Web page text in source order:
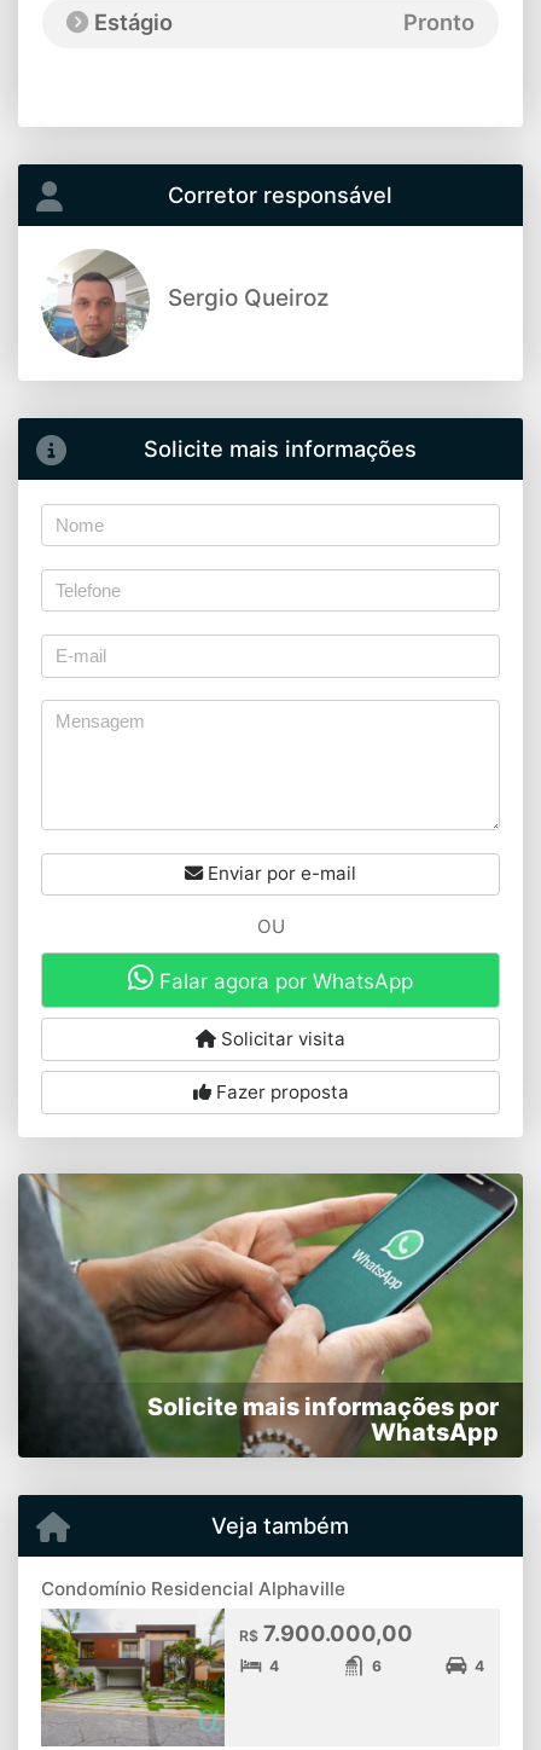
Estágio Pronto
Corretor responsável
Sergio Queiroz
Solicite mais informações
Enviar por e-mail
OU
Falar agora por WhatsApp
Solicitar visita
Fazer proposta
Solicite mais informações por
WhatsApp
Veja também
Condomínio Residencial Alphaville
R$ 7.900.000,00
4 6 4